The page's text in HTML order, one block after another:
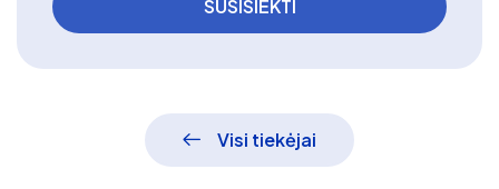
Visi tiekėjai